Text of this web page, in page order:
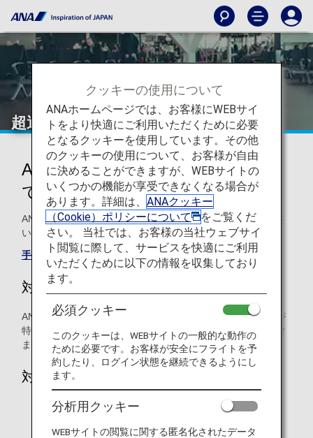
超過手荷物料金お支払い
ANA国際線での超過手荷物につい
て
ANA国際線での超過手荷物料金は、マイルでお支払いくださ
い。無料手荷物許容量を、効率的に増やしていただけます。
手荷物ガイドラインはこちら
対象のお客様
ANAマイレージクラブ会員ご本人様、および会員ご本人様が
特典利用者として登録された方のみ、特典をご利用いただけ
ます。
対象の旅程と空港
ANAの便名で予約されたANA運航便を利用する旅程。
乗り継ぎについては、乗り継ぎ便がANA運航便であり、
クッキーの使用について
ANAホームページでは、お客様にWEBサイ
トをより快適にご利用いただくために必要
となるクッキーを使用しています。その他
のクッキーの使用について、お客様が自由
に決めることができますが、WEBサイトの
いくつかの機能が享受できなくなる場合が
あります。詳細は、 ANAクッキー
（Cookie）ポリシーについて
をご覧くだ
さい。 当社では、お客様の当社ウェブサイ
ト閲覧に際して、サービスを快適にご利用
いただくために以下の情報を収集しており
ます。
必須クッキー
このクッキーは、WEBサイトの一般的な動作の
ために必要です。お客様が安全にフライトを予
約したり、ログイン状態を継続できるようにし
ます。
分析用クッキー
WEBサイトの閲覧に関する匿名化されたデータ